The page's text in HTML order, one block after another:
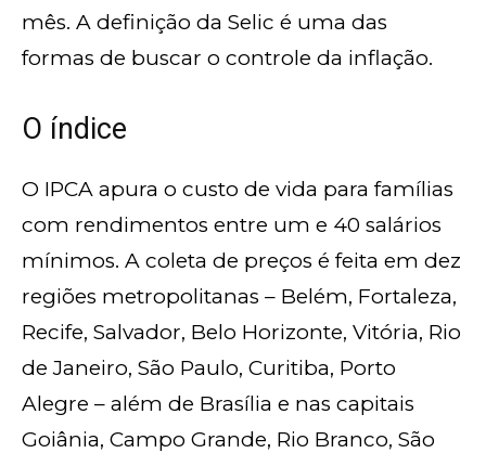
mês. A definição da Selic é uma das
formas de buscar o controle da inflação.
O índice
O IPCA apura o custo de vida para famílias
com rendimentos entre um e 40 salários
mínimos. A coleta de preços é feita em dez
regiões metropolitanas – Belém, Fortaleza,
Recife, Salvador, Belo Horizonte, Vitória, Rio
de Janeiro, São Paulo, Curitiba, Porto
Alegre – além de Brasília e nas capitais
Goiânia, Campo Grande, Rio Branco, São